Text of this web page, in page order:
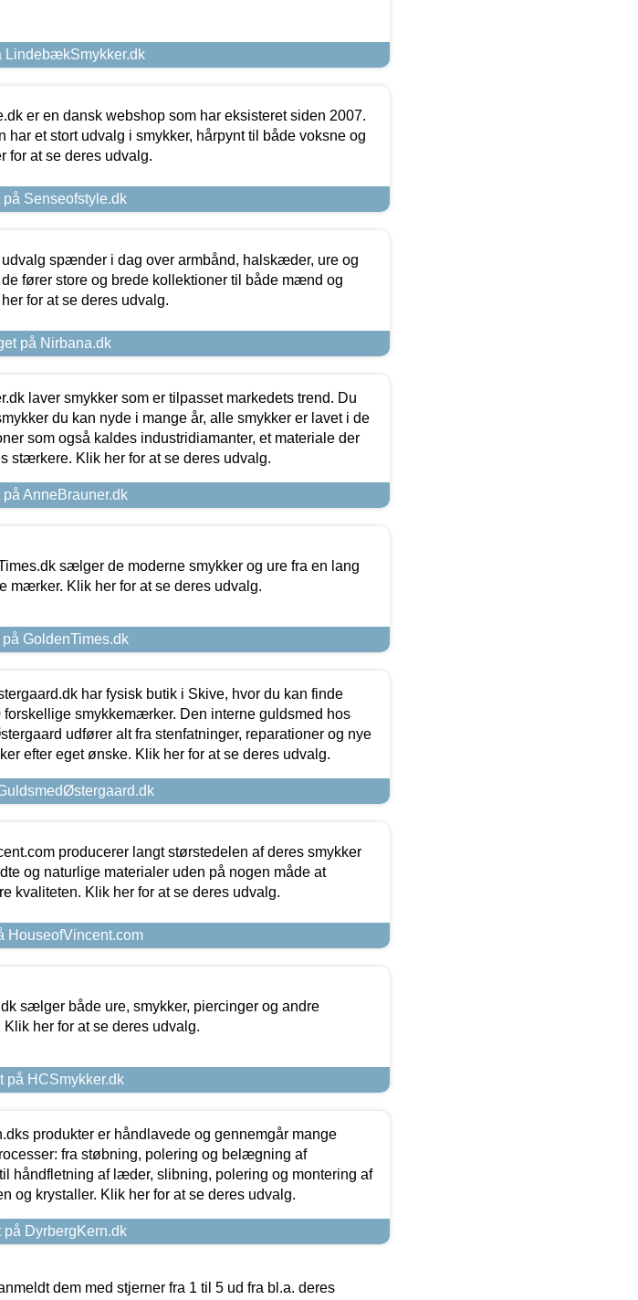
LindebækSmykker.dk
er en dansk webshop som har eksisteret siden 2007.
har et stort udvalg i smykker, hårpynt til både voksne og
for at se deres udvalg.
Senseofstyle.dk
spænder i dag over armbånd, halskæder, ure og
fører store og brede kollektioner til både mænd og
for at se deres udvalg.
på Nirbana.dk
laver smykker som er tilpasset markedets trend. Du
du kan nyde i mange år, alle smykker er lavet i de
som også kaldes industridiamanter, et materiale der
stærkere. Klik her for at se deres udvalg.
AnneBrauner.dk
sælger de moderne smykker og ure fra en lang
mærker. Klik her for at se deres udvalg.
GoldenTimes.dk
har fysisk butik i Skive, hvor du kan finde
forskellige smykkemærker. Den interne guldsmed hos
udfører alt fra stenfatninger, reparationer og nye
efter eget ønske. Klik her for at se deres udvalg.
producerer langt størstedelen af deres smykker
og naturlige materialer uden på nogen måde at
kvaliteten. Klik her for at se deres udvalg.
HouseofVincent.com
sælger både ure, smykker, piercinger og andre
her for at se deres udvalg.
på HCSmykker.dk
produkter er håndlavede og gennemgår mange
fra støbning, polering og belægning af
håndfletning af læder, slibning, polering og montering af
og krystaller. Klik her for at se deres udvalg.
på DyrbergKern.dk
dem med stjerner fra 1 til 5 ud fra bl.a. deres